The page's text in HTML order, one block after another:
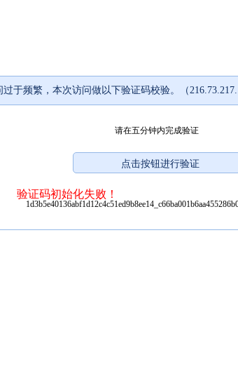
过于频繁，本次访问做以下验证码校验。（
请在五分钟内完成验证
验证码初始化失败！